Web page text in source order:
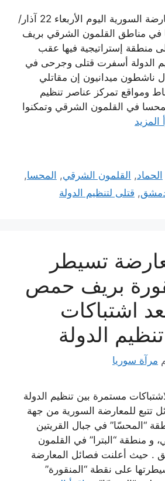
واصلت فصائل المعارضة السورية اليوم الأربعاء 22 آذار/
تقدمها في مناطق القلمون الشرقي بريف
إستراتيجية فيها عقب
الدولة أسفرت قتلى وجرحى في
ناشطون ميدانيون إن مقاتلي
ومواقع تمركز عناصر تنظيم
في القلمون الشرقي وتمكنوا
المزيد
الحماد, القلمون الشرقي, المحسا,
, قتلى لتنظيم الدولة
تسيطر
بريف حمص
اشتباكات
الدولة
مرآة سوريا
مستمرة بين تنظيم الدولة
تتبع للمعارضة السورية من جهة
“المحسّا” في جبال القريتين
منطقة “البترا” في القلمون
. حيث أعلنت فصائل المعارضة
على نقطة “المنقورة”